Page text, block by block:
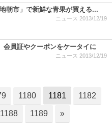
朝市」で新鮮な青果が買える...
ニュース 2013/12/19
員証やクーポンをケータイに
ニュース 2013/12/19
1180 1181 1182
1188 1189 »